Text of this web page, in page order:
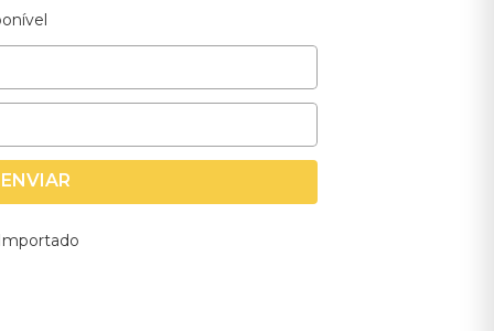
ENVIAR